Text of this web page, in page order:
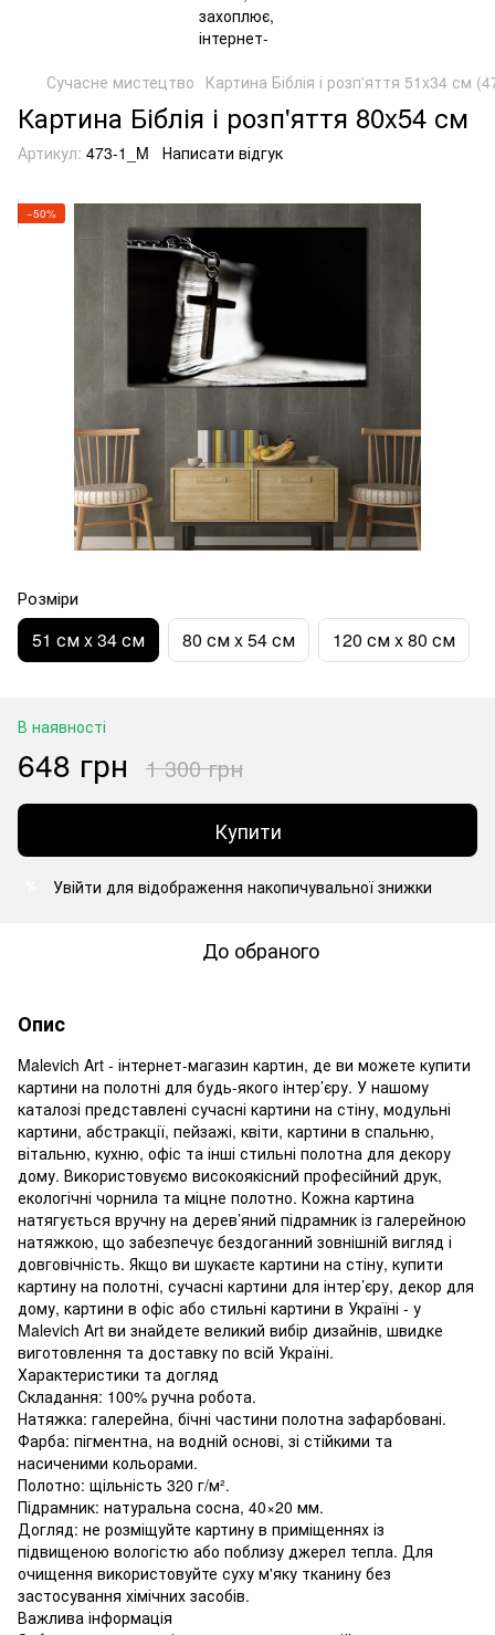
Сучасне мистецтво Картина Біблія і розп'яття 51x34 см
Картина Біблія і розп'яття 80x54 см
Артикул: 473-1_M Написати відгук
−50%
Розміри
51 см x 34 см 80 см x 54 см 120 см x 80 см
В наявності
648 грн 1 300 грн
Купити
Увійти для відображення накопичувальної знижки
До обраного
Опис
Malevich Art - інтернет-магазин картин, де ви можете купити
картини на полотні для будь-якого інтер’єру. У нашому
каталозі представлені сучасні картини на стіну, модульні
картини, абстракції, пейзажі, квіти, картини в спальню,
вітальню, кухню, офіс та інші стильні полотна для декору
дому. Використовуємо високоякісний професійний друк,
екологічні чорнила та міцне полотно. Кожна картина
натягується вручну на дерев’яний підрамник із галерейною
натяжкою, що забезпечує бездоганний зовнішній вигляд і
довговічність. Якщо ви шукаєте картини на стіну, купити
картину на полотні, сучасні картини для інтер’єру, декор для
дому, картини в офіс або стильні картини в Україні - у
Malevich Art ви знайдете великий вибір дизайнів, швидке
виготовлення та доставку по всій Україні.
Характеристики та догляд
Складання: 100% ручна робота.
Натяжка: галерейна, бічні частини полотна зафарбовані.
Фарба: пігментна, на водній основі, зі стійкими та
насиченими кольорами.
Полотно: щільність 320 г/м².
Підрамник: натуральна сосна, 40×20 мм.
Догляд: не розміщуйте картину в приміщеннях із
підвищеною вологістю або поблизу джерел тепла. Для
очищення використовуйте суху м'яку тканину без
застосування хімічних засобів.
Важлива інформація